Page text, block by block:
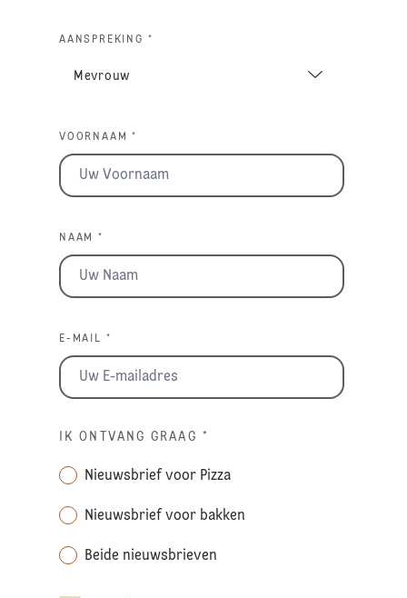
AANSPREKING *
VOORNAAM *
NAAM *
E-MAIL *
IK ONTVANG GRAAG *
Nieuwsbrief voor Pizza
Nieuwsbrief voor bakken
Beide nieuwsbrieven